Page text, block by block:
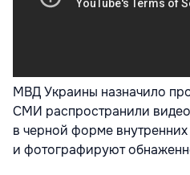
МВД Украины назначило
СМИ распространили
в черной форме
и фотографируют